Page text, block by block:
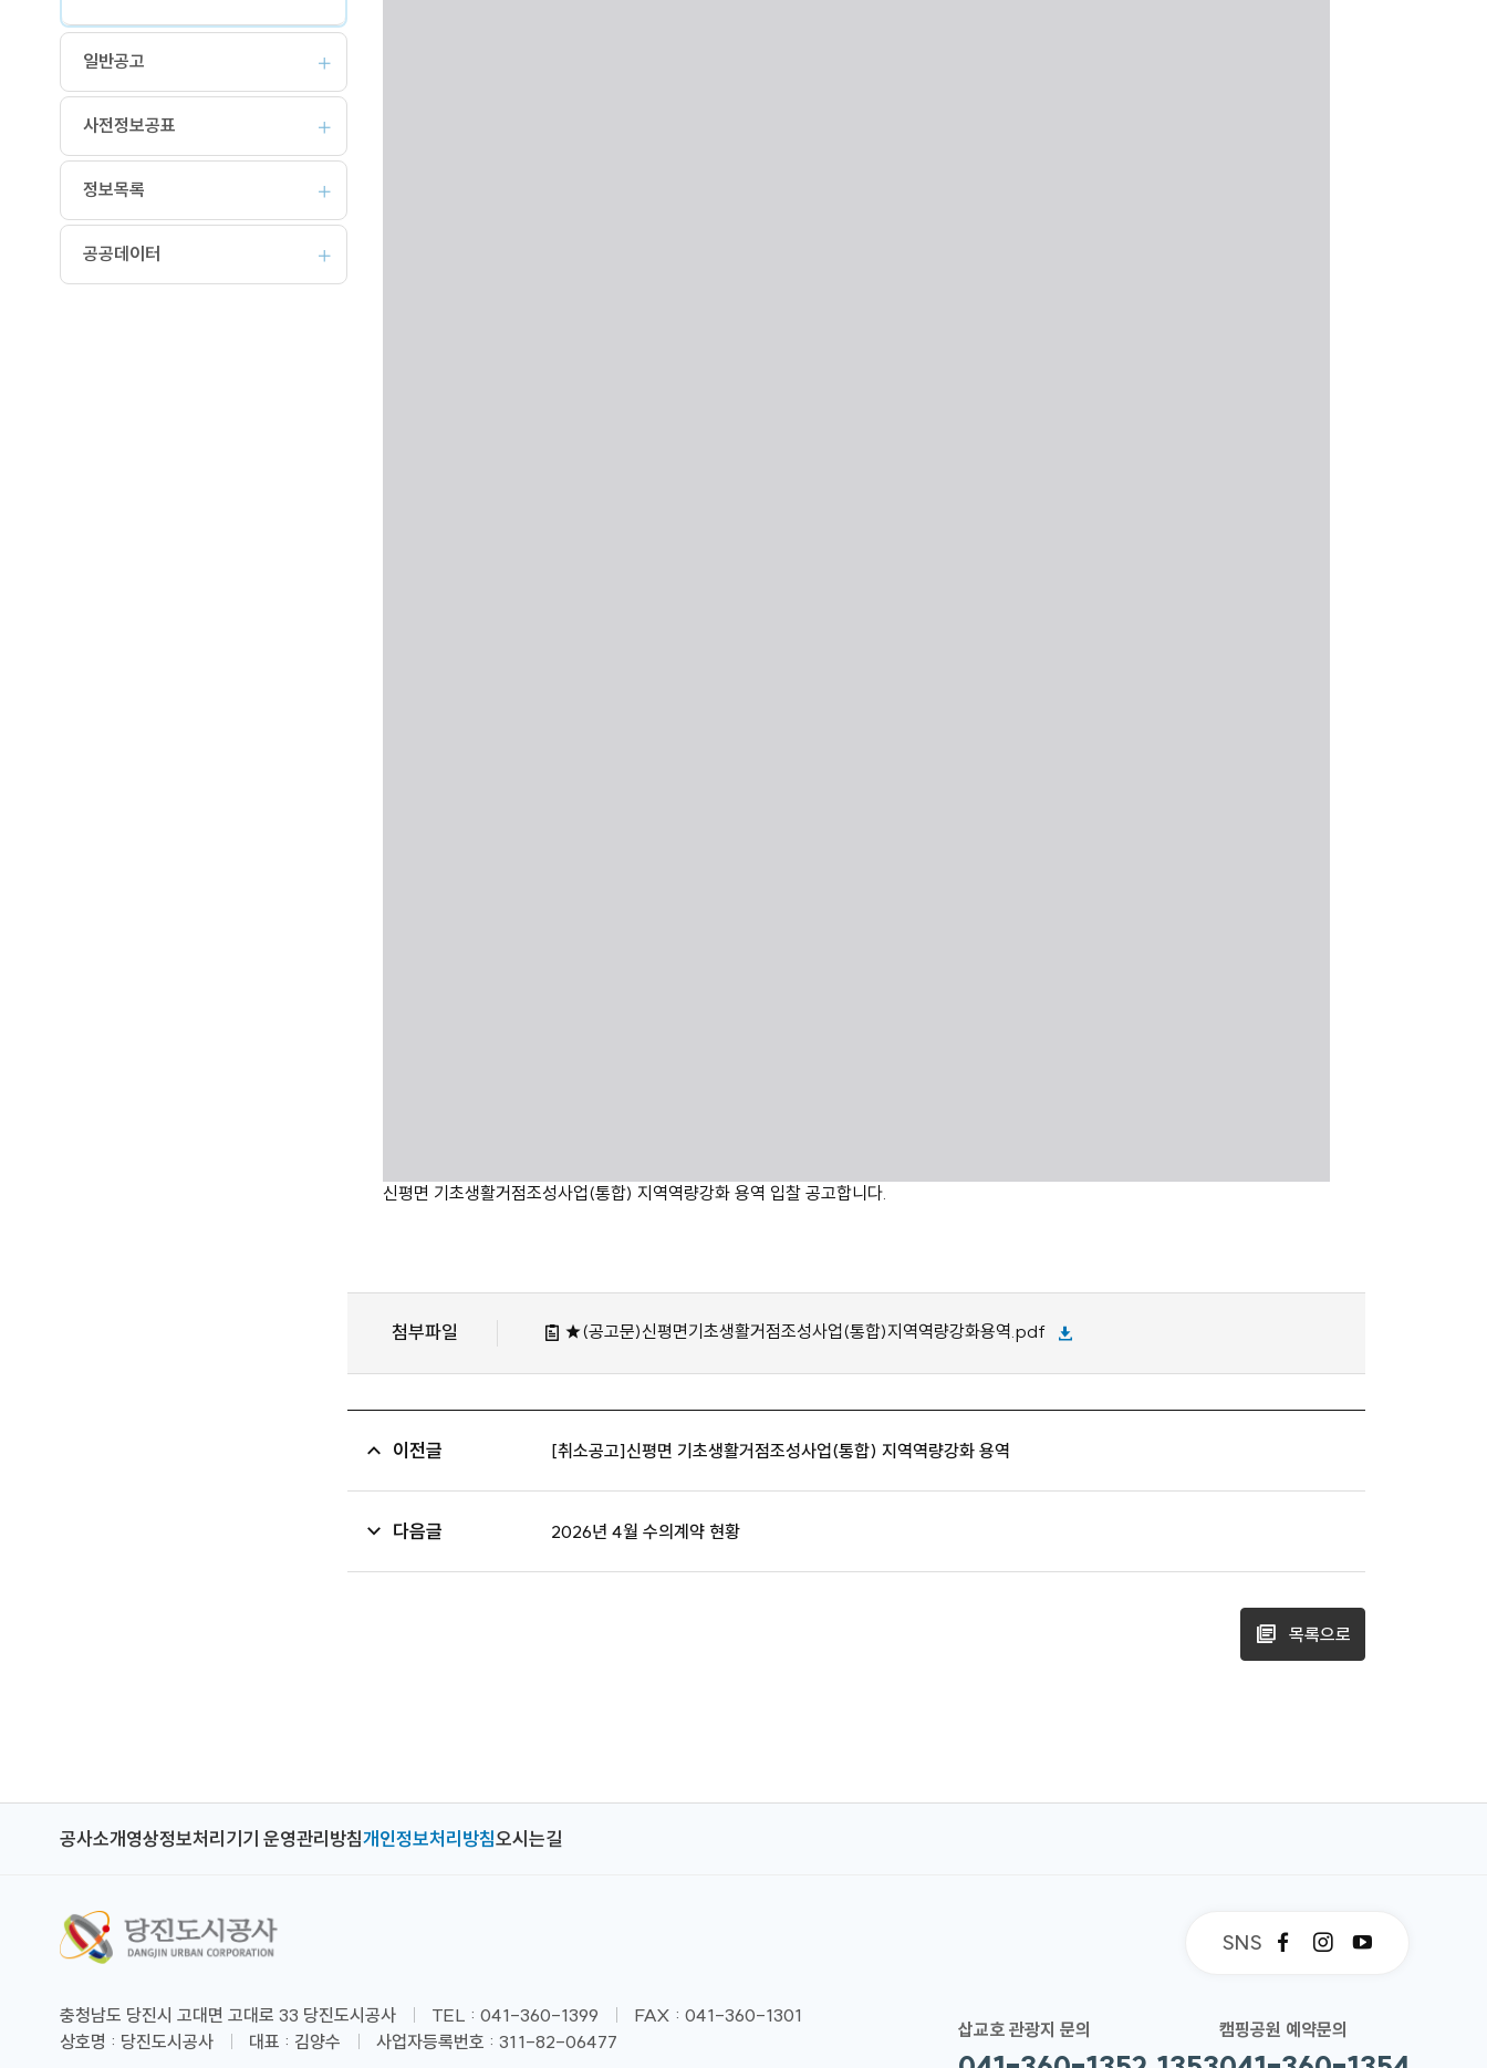
일반공고
사전정보공표
정보목록
공공데이터
신평면 기초생활거점조성사업(통합) 지역역량강화 용역 입찰 공고합니다.
첨부파일 ★(공고문)신평면기초생활거점조성사업(통합)지역역량강화용역.pdf
이전글 [취소공고]신평면 기초생활거점조성사업(통합) 지역역량강화 용역
다음글 2026년 4월 수의계약 현황
목록으로
공사소개영상정보처리기기 운영관리방침개인정보처리방침오시는길
충청남도 당진시 고대면 고대로 33 당진도시공사 TEL : 041-360-1399
FAX : 041-360-1301
상호명 : 당진도시공사
대표 : 김양수 사업자등록번호 : 311-82-06477
SNS
페
북
인
그
램
유
삽교호 관광지 문의
캠핑공원 예약문의